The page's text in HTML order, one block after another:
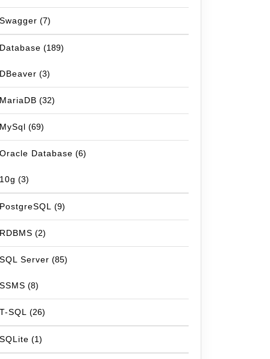
Swagger (7)
Database (189)
DBeaver (3)
MariaDB (32)
MySql (69)
Oracle Database (6)
10g (3)
PostgreSQL (9)
RDBMS (2)
SQL Server (85)
SSMS (8)
T-SQL (26)
SQLite (1)